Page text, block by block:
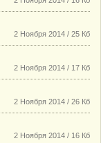
2 Ноября 2014 / 25 Кб
2 Ноября 2014 / 17 Кб
2 Ноября 2014 / 26 Кб
2 Ноября 2014 / 16 Кб